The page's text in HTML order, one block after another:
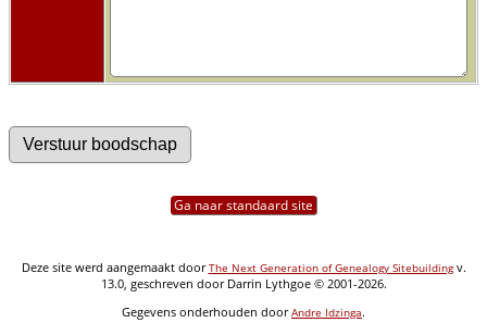
Ga naar standaard site
Deze site werd aangemaakt doorThe Next Generation of Genealogy Sitebuildingv.
13.0, geschreven door Darrin Lythgoe © 2001-2026.
Gegevens onderhouden doorAndre Idzinga.